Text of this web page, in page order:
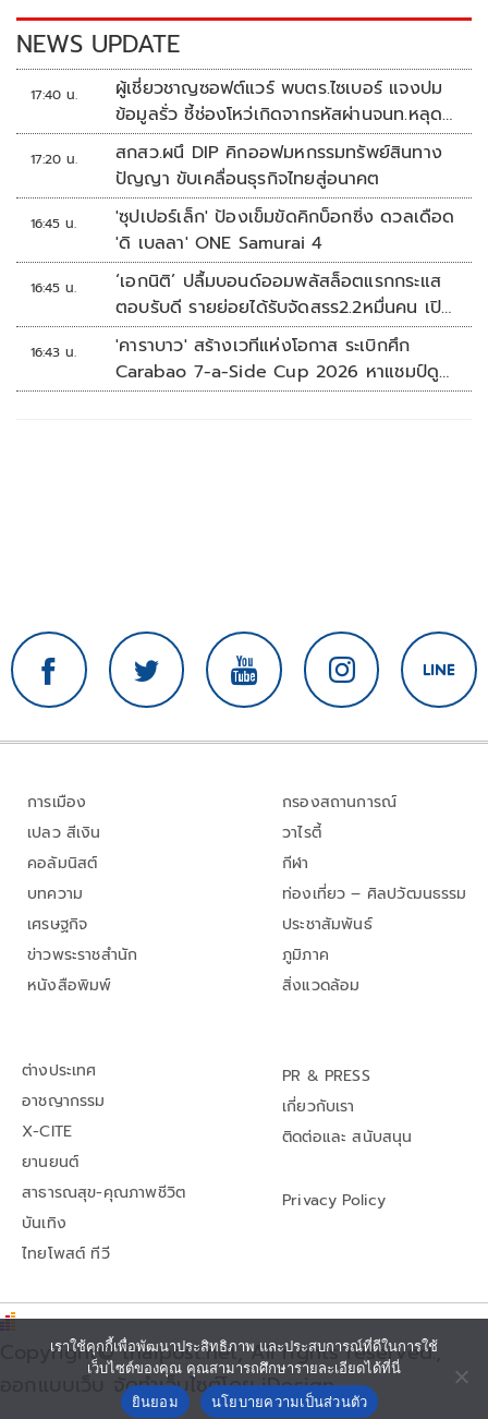
k k
NEWS UPDATE
17:40 น.
ผู้เชี่ยวชาญซอฟต์แวร์ พบตร.ไซเบอร์ แจงปม
ข้อมูลรั่ว ชี้ช่องโหว่เกิดจากรหัสผ่านจนท.หลุด
ไม่ใช่ถูกแฮกระบบ
17:20 น.
สกสว.ผนึ DIP คิกออฟมหกรรมทรัพย์สินทาง
ปัญญา ขับเคลื่อนธุรกิจไทยสู่อนาคต
16:45 น.
'ซุปเปอร์เล็ก' ป้องเข็มขัดคิกบ็อกซิ่ง ดวลเดือด
'ดิ เบลลา' ONE Samurai 4
16:45 น.
‘เอกนิติ’ ปลื้มบอนด์ออมพลัสล็อตแรกกระแส
ตอบรับดี รายย่อยได้รับจัดสรร2.2หมื่นคน เปิด
จองรอบใหม่ก.ย.นี้
16:43 น.
'คาราบาว' สร้างเวทีแห่งโอกาส ระเบิกศึก
Carabao 7-a-Side Cup 2026 หาแชมป์ดู
บอลที่เวมบลีย์
การเมือง
เปลว สีเงิน
คอลัมนิสต์
บทความ
เศรษฐกิจ
ข่าวพระราชสำนัก
หนังสือพิมพ์
กรองสถานการณ์
วาไรตี้
กีฬา
ท่องเที่ยว – ศิลปวัฒนธรรม
ประชาสัมพันธ์
ภูมิภาค
สิ่งแวดล้อม
ต่างประเทศ
อาชญากรรม
X-CITE
ยานยนต์
สาธารณสุข-คุณภาพชีวิต
บันเทิง
ไทยโพสต์ ทีวี
PR & PRESS
เกี่ยวกับเรา
ติดต่อและ สนับสนุน
Privacy Policy
Copyright© thaipost.net, All rights reserved.,
ออกแบบเว็บ จัดทำเว็บไซต์โดย iDesign
เราใช้คุกกี้เพื่อพัฒนาประสิทธิภาพ และประสบการณ์ที่ดีในการใช้
เว็บไซต์ของคุณ คุณสามารถศึกษารายละเอียดได้ที่นี่
ยินยอม
นโยบายความเป็นส่วนตัว